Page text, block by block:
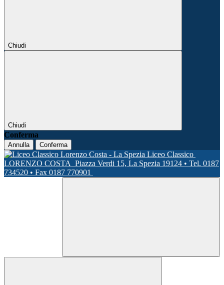
Chiudi
Chiudi
Conferma
Annulla Conferma
Liceo Classico
LORENZO COSTA Piazza Verdi 15, La Spezia 19124 • Tel. 0187
734520 • Fax 0187 770901